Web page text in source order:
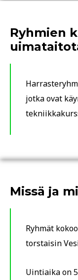
Ryhmien
jotka ovat
Missä ja
Ryhmät
torstaisin
Uintiaika on